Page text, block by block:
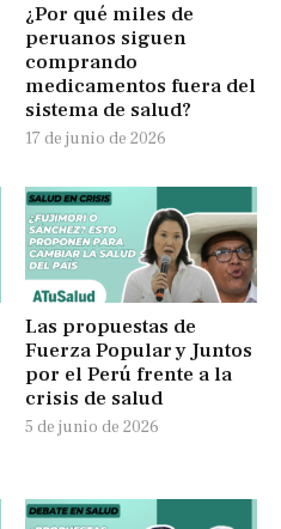
¿Por qué miles de
peruanos siguen
comprando
medicamentos fuera del
sistema de salud?
17 de junio de 2026
Las propuestas de
Fuerza Popular y Juntos
por el Perú frente a la
crisis de salud
5 de junio de 2026